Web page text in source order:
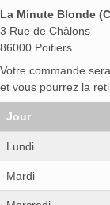
La Minute Blonde
3 Rue de Châlons
86000 Poitiers
Votre commande
et vous pourrez la
Jour
Lundi
Mardi